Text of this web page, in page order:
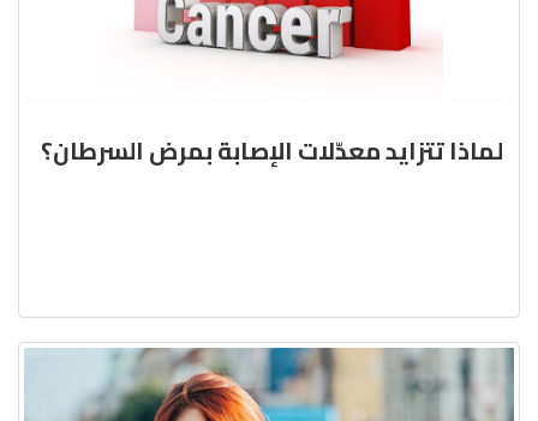
لماذا تتزايد معدّلات الإصابة بمرض السرطان؟